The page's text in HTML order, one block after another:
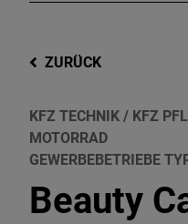
ZURÜCK
KFZ TECHNIK / KFZ
MOTORRAD
GEWERBEBETRIEBE
Beauty